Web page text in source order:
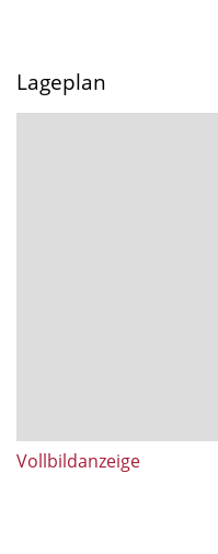
Lageplan
Vollbildanzeige